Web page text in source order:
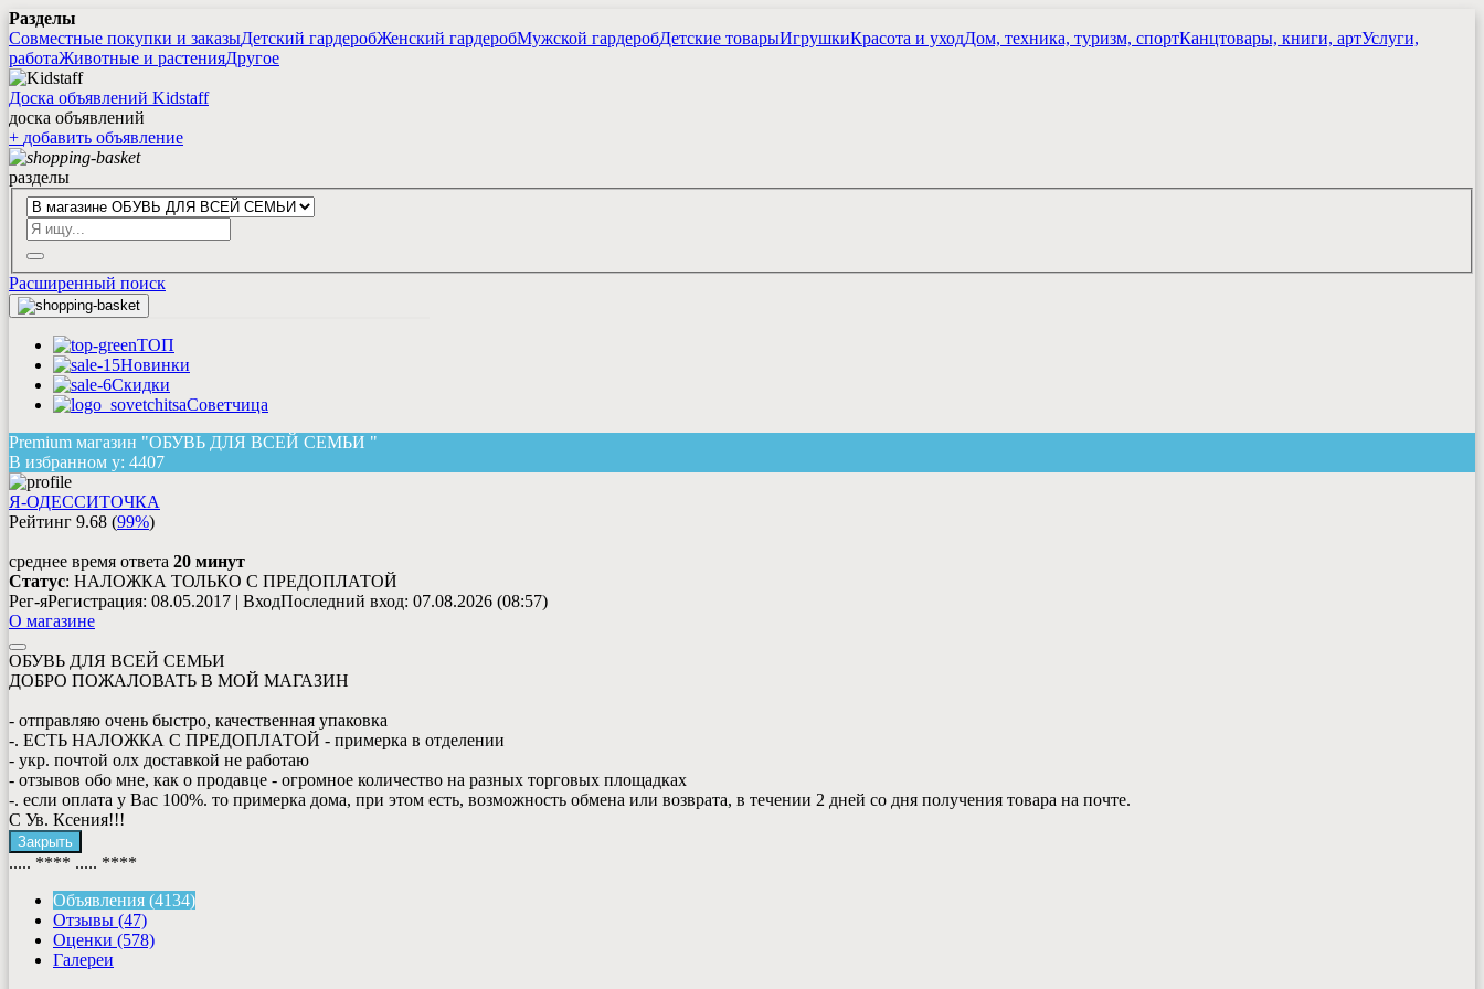
Разделы
Совместные покупки и заказыДетский гардеробЖенский гардеробМужской гардеробДетские товарыИгрушкиКрасота и уходДом, техника, туризм, спортКанцтовары, книги, артУслуги,
работаЖивотные и растенияДругое
Доска объявлений Kidstaff
доска объявлений
+ добавить объявление
разделы
Расширенный поиск
ТОП
Новинки
Скидки
Советчица
Premium магазин "ОБУВЬ ДЛЯ ВСЕЙ СЕМЬИ "
В избранном у: 4407
Я-ОДЕССИТОЧКА
Рейтинг 9.68 (99%)
среднее время ответа 20 минут
Статус: НАЛОЖКА ТОЛЬКО С ПРЕДОПЛАТОЙ
Рег-яРегистрация: 08.05.2017 | ВходПоследний вход: 07.08.2026 (08:57)
О магазине
ОБУВЬ ДЛЯ ВСЕЙ СЕМЬИ
ДОБРО ПОЖАЛОВАТЬ В МОЙ МАГАЗИН
- отправляю очень быстро, качественная упаковка
-. ЕСТЬ НАЛОЖКА С ПРЕДОПЛАТОЙ - примерка в отделении
- укр. почтой олх доставкой не работаю
- отзывов обо мне, как о продавце - огромное количество на разных торговых площадках
-. если оплата у Вас 100%. то примерка дома, при этом есть, возможность обмена или возврата, в течении 2 дней со дня получения товара на почте.
С Ув. Ксения!!!
Закрыть
..... **** ..... ****
Объявления (4134)
Отзывы (47)
Оценки (578)
Галереи